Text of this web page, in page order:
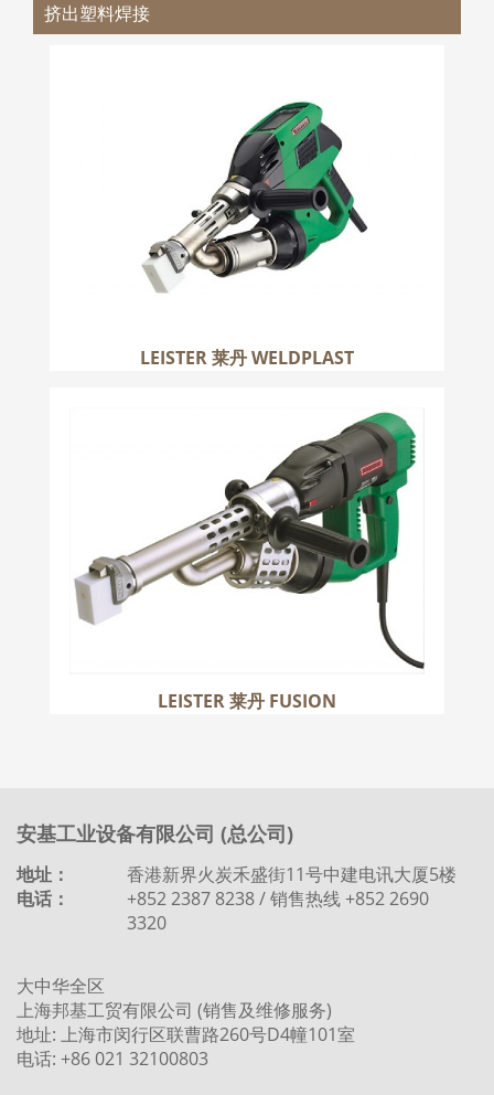
挤出塑料焊接
LEISTER 莱丹 WELDPLAST
更多
LEISTER 莱丹 FUSION
LEISTER 莱丹 FUSION
更多
安基工业设备有限公司 (总公司)
地址：
香港新界火炭禾盛街11号中建电讯大厦5楼
电话：
+852 2387 8238 / 销售热线 +852 2690
3320
大中华全区
上海邦基工贸有限公司 (销售及维修服务)
地址: 上海市闵行区联曹路260号D4幢101室
电话: +86 021 32100803